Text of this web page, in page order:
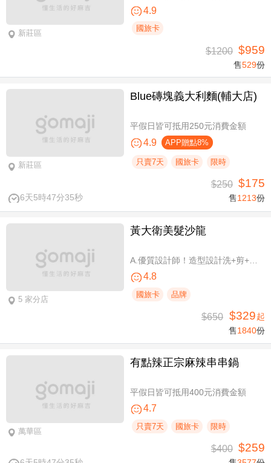
新莊區
4.9
國旅卡
$1200 $959
售529份
新莊區
Blue磚塊義大利麵(輔大店)
平假日皆可抵用250元消費金額
4.9 APP贈點8%
只賣7天 國旅卡 限時
6天5時47分34秒
$250 $175
售1213份
5 家分店
黃大衛美髮沙龍
4.8
國旅卡 品牌
$650 $329起
售1840份
萬華區
有點辣正宗麻辣串串鍋
平假日皆可抵用400元消費金額
4.7
只賣7天 國旅卡 限時
$400 $259